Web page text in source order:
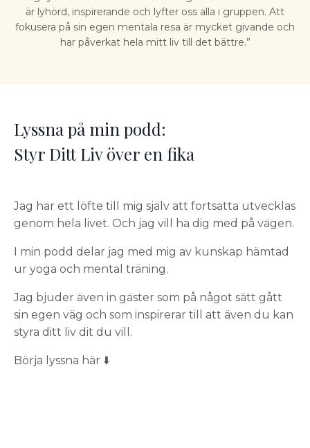
är lyhörd, inspirerande och lyfter oss alla i gruppen. Att
fokusera på sin egen mentala resa är mycket givande och
har påverkat hela mitt liv till det bättre.”
Lyssna på min podd:
Styr Ditt Liv över en fika
Jag har ett löfte till mig själv att fortsätta utvecklas
genom hela livet. Och jag vill ha dig med på vägen.
I min podd delar jag med mig av kunskap hämtad
ur yoga och mental träning.
Jag bjuder även in gäster som på något sätt gått
sin egen väg och som inspirerar till att även du kan
styra ditt liv dit du vill.
Börja lyssna här ⬇️